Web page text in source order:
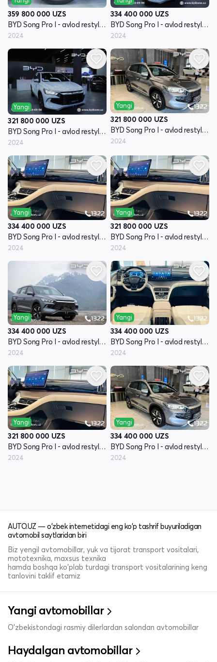
359 800 000 UZS
BYD Song Pro I - avlod restyling
2024
334 400 000 UZS
BYD Song Pro I - avlod restyling
2024
Yangi
321 800 000 UZS
BYD Song Pro I - avlod restyling
2024
Yangi
321 800 000 UZS
BYD Song Pro I - avlod restyling
2024
Yangi
334 400 000 UZS
BYD Song Pro I - avlod restyling
2024
Yangi
321 800 000 UZS
BYD Song Pro I - avlod restyling
2024
Yangi
334 400 000 UZS
BYD Song Pro I - avlod restyling
2024
Yangi
334 400 000 UZS
BYD Song Pro I - avlod restyling
2024
Yangi
321 800 000 UZS
BYD Song Pro I - avlod restyling
2024
Yangi
334 400 000 UZS
BYD Song Pro I - avlod restyling
2024
AUTO.UZ — o'zbek internetidagi eng ko'p tashrif buyuriladigan
avtomobil saytlaridan biri
Biz yengil avtomobillar, yuk va tijorat transport vositalari,
mototexnika, maxsus texnika
hamda boshqa ko'plab turdagi transport vositalarining keng
tanlovini taklif etamiz
Yangi avtomobillar
O'zbekistondagi rasmiy dilerlardan salondan avtomobillar
Haydalgan avtomobillar